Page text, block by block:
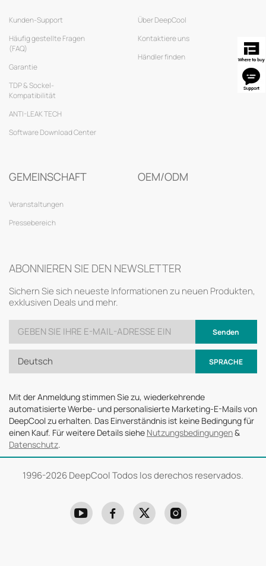
Kunden-Support
Häufig gestellte Fragen
(FAQ)
Garantie
TDP & Sockel-
Kompatibilität
ANTI-LEAK TECH
Software Download Center
Über DeepCool
Kontaktiere uns
Händler finden
GEMEINSCHAFT
Veranstaltungen
Pressebereich
OEM/ODM
ABONNIEREN SIE DEN NEWSLETTER
Sichern Sie sich neueste Informationen zu neuen Produkten,
exklusiven Deals und mehr.
Senden
Deutsch SPRACHE
Mit der Anmeldung stimmen Sie zu, wiederkehrende
automatisierte Werbe- und personalisierte Marketing-E-Mails von
DeepCool zu erhalten. Das Einverständnis ist keine Bedingung für
einen Kauf. Für weitere Details siehe Nutzungsbedingungen&
Datenschutz.
1996-2026 DeepCool Todos los derechos reservados.